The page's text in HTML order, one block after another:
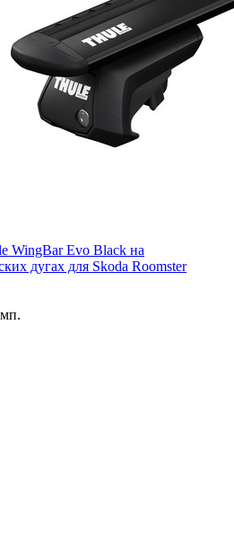
WingBar Evo Black на
дугах для Skoda Roomster